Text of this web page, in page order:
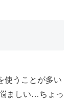
使うことが多い
ましい…ちょっ